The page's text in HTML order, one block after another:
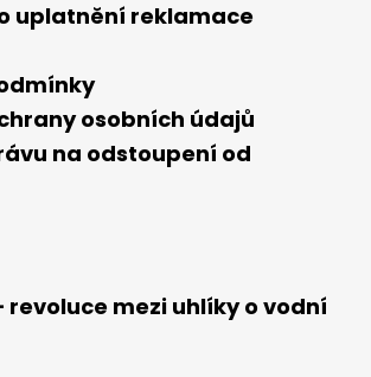
uplatnění reklamace
osobních údajů
na odstoupení od
revoluce mezi uhlíky o vodní